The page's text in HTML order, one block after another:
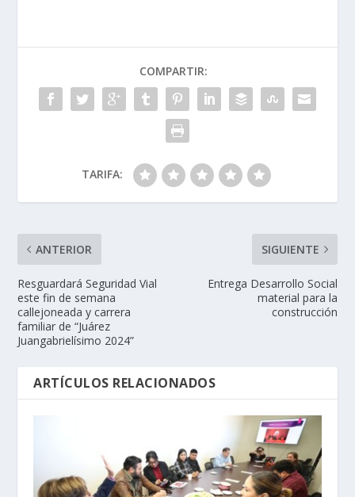
COMPARTIR:
TARIFA:
ANTERIOR
Resguardará Seguridad Vial
este fin de semana
callejoneada y carrera
familiar de “Juárez
Juangabrielísimo 2024”
SIGUIENTE
Entrega Desarrollo Social
material para la
construcción
ARTÍCULOS RELACIONADOS